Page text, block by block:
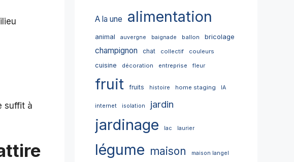
suffit à
A la une alimentation
animal auvergne baignade ballon bricolage
champignon chat collectif couleurs
cuisine décoration entreprise fleur
fruit fruits histoire home staging IA
internet isolation jardin
jardinage lac laurier
légume maison maison langel